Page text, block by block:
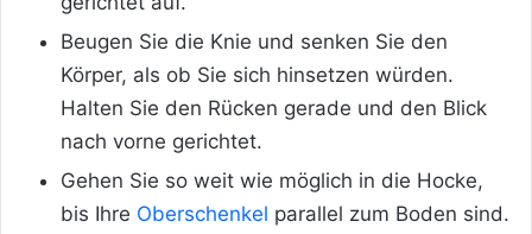
Beugen Sie die Knie und senken Sie den
Körper, als ob Sie sich hinsetzen würden.
Halten Sie den Rücken gerade und den Blick
nach vorne gerichtet.
Gehen Sie so weit wie möglich in die Hocke,
bis Ihre Oberschenkel parallel zum Boden sind.